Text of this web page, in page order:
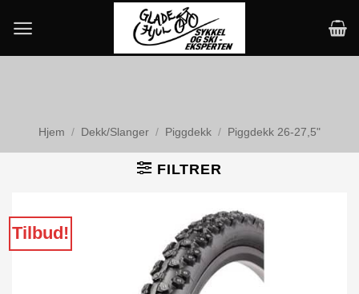
content
Hjem / Dekk/Slanger / Piggdekk / Piggdekk 26-27,5"
FILTRER
Tilbud!